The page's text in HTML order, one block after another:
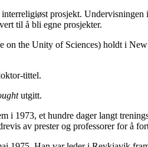
prosjekt.
til å bli egne prosjekter.
the Unity of Sciences) holdt i
tittel.
utgitt.
1973, et hundre dager langt
av prester og professorer for å